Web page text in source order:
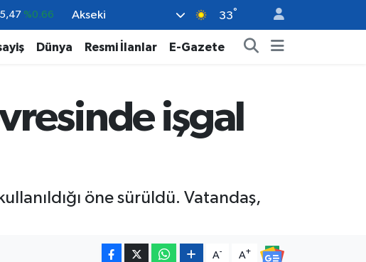
%0.05
%0.18
13.703 %0
Akseki 33°
Dünya Resmi İlanlar E-Gazete
işgal
öne sürüldü. Vatandaş,
A- A+